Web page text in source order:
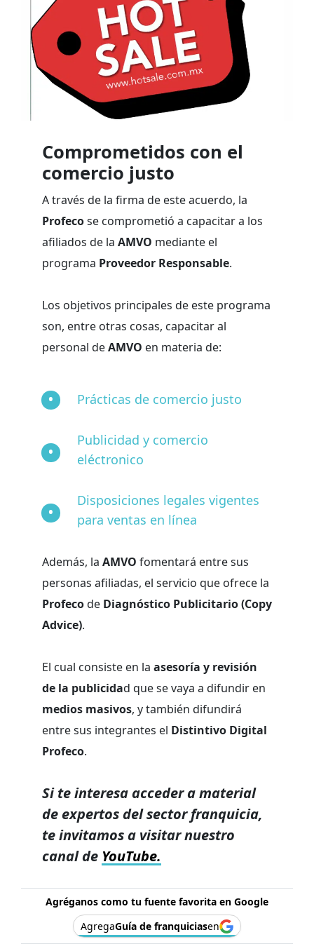
Comprometidos con el
comercio justo
A través de la firma de este acuerdo, la
Profecose comprometió a capacitar a los
afiliados de la AMVO mediante el
programa Proveedor Responsable.
Los objetivos principales de este programa
son, entre otras cosas, capacitar al
personal deAMVO en materia de:
Prácticas de comercio justo
Publicidad y comercio
eléctronico
Disposiciones legales vigentes
para ventas en línea
Además, la AMVO fomentará entre sus
personas afiliadas, el servicio que ofrece la
Profecode Diagnóstico Publicitario (Copy
Advice).
El cual consiste en la asesoría y revisión
de la publicidad que se vaya a difundir en
medios masivos, y también difundirá
entre sus integrantes el Distintivo Digital
Profeco.
Si te interesa acceder a material
de expertos del sector franquicia,
te invitamos a visitar nuestro
canal de YouTube.
Agréganos como tu fuente favorita en Google
AgregaGuía de franquiciasen